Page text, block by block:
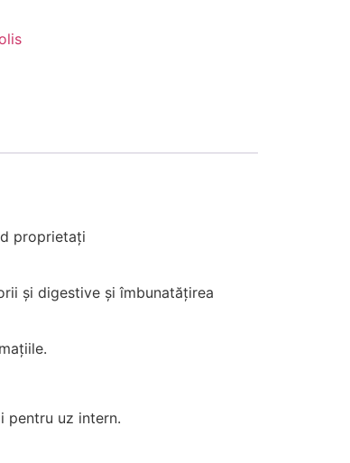
proprietați
și digestive și îmbunatățirea
pentru uz intern.